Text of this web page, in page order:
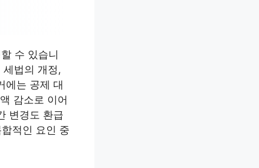
수 있습니
법의 개정,
에는 공제 대
감소로 이어
변경도 환급
적인 요인 중